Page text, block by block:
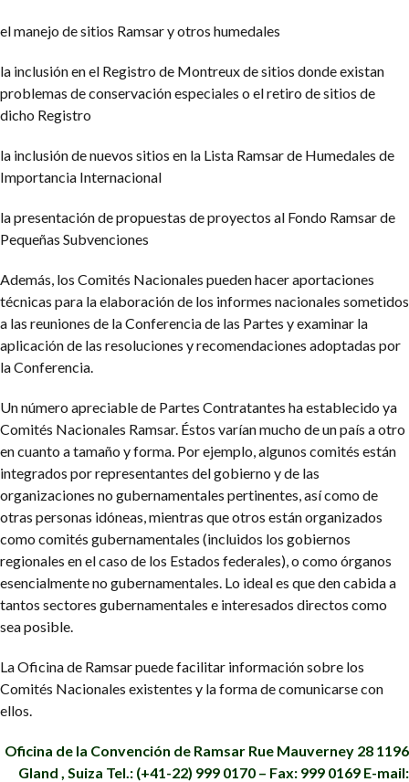
el manejo de sitios Ramsar y otros humedales
la inclusión en el Registro de Montreux de sitios donde existan
problemas de conservación especiales o el retiro de sitios de
dicho Registro
la inclusión de nuevos sitios en la Lista Ramsar de Humedales de
Importancia Internacional
la presentación de propuestas de proyectos al Fondo Ramsar de
Pequeñas Subvenciones
Además, los Comités Nacionales pueden hacer aportaciones
técnicas para la elaboración de los informes nacionales sometidos
a las reuniones de la Conferencia de las Partes y examinar la
aplicación de las resoluciones y recomendaciones adoptadas por
la Conferencia.
Un número apreciable de Partes Contratantes ha establecido ya
Comités Nacionales Ramsar. Éstos varían mucho de un país a otro
en cuanto a tamaño y forma. Por ejemplo, algunos comités están
integrados por representantes del gobierno y de las
organizaciones no gubernamentales pertinentes, así como de
otras personas idóneas, mientras que otros están organizados
como comités gubernamentales (incluidos los gobiernos
regionales en el caso de los Estados federales), o como órganos
esencialmente no gubernamentales. Lo ideal es que den cabida a
tantos sectores gubernamentales e interesados directos como
sea posible.
La Oficina de Ramsar puede facilitar información sobre los
Comités Nacionales existentes y la forma de comunicarse con
ellos.
Oficina de la Convención de Ramsar Rue Mauverney 28 1196
Gland , Suiza Tel.: (+41-22) 999 0170 – Fax: 999 0169 E-mail: